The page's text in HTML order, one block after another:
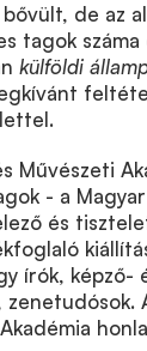
de az
tagok
külföldi
Művészeti
- a
és
írók, képző-